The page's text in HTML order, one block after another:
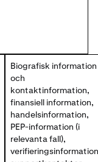
Biografisk information
och
kontaktinformation,
finansiell information,
handelsinformation,
PEP-information (i
relevanta fall),